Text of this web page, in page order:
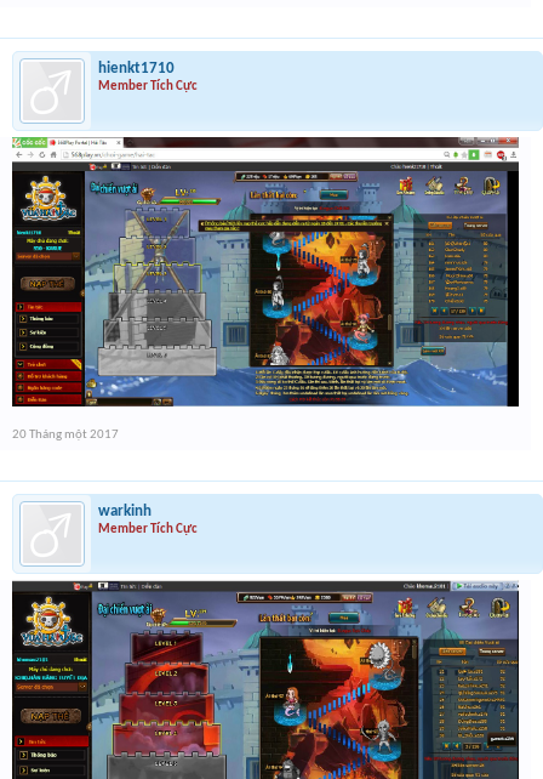
hienkt1710
Member Tích Cực
20 Tháng một 2017
warkinh
Member Tích Cực